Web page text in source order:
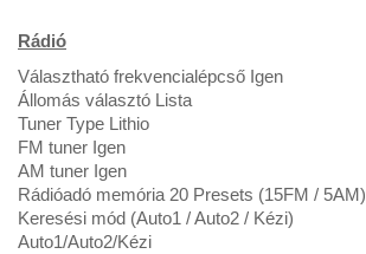
Rádió
Választható frekvencialépcső Igen
Állomás választó Lista
Tuner Type Lithio
FM tuner Igen
AM tuner Igen
Rádióadó memória 20 Presets (15FM / 5AM)
Keresési mód (Auto1 / Auto2 / Kézi)
Auto1/Auto2/Kézi